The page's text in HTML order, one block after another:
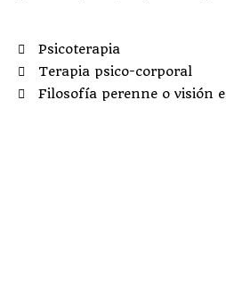
Psicoterapia
Terapia psico-corporal
Filosofía perenne o visión